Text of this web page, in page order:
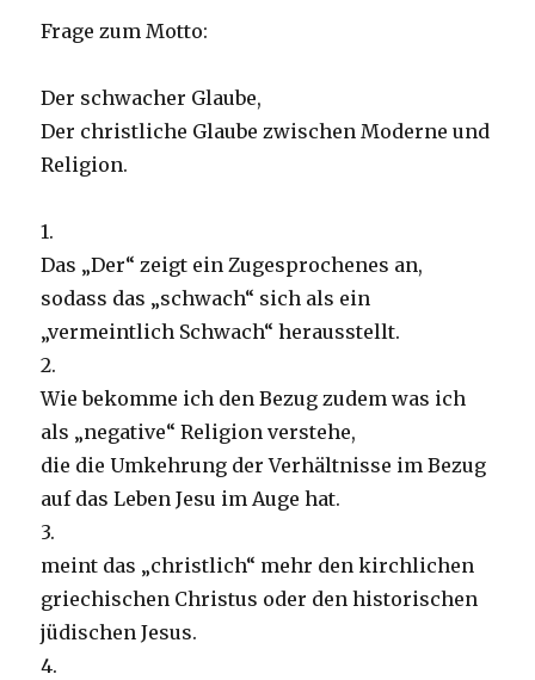
Frage zum Motto:
Der schwacher Glaube,
Der christliche Glaube zwischen Moderne und
Religion.
1.
Das „Der“ zeigt ein Zugesprochenes an,
sodass das „schwach“ sich als ein
„vermeintlich Schwach“ herausstellt.
2.
Wie bekomme ich den Bezug zudem was ich
als „negative“ Religion verstehe,
die die Umkehrung der Verhältnisse im Bezug
auf das Leben Jesu im Auge hat.
3.
meint das „christlich“ mehr den kirchlichen
griechischen Christus oder den historischen
jüdischen Jesus.
4.